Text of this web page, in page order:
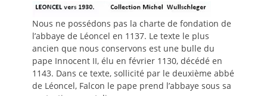
Nous ne possédons pas la charte de fondation de
l’abbaye de Léoncel en 1137. Le texte le plus
ancien que nous conservons est une bulle du
pape Innocent II, élu en février 1130, décédé en
1143. Dans ce texte, sollicité par le deuxième abbé
de Léoncel, Falcon le pape prend l’abbaye sous sa